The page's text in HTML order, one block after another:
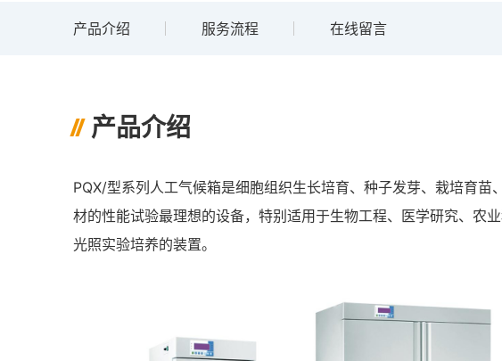
产品介绍 服务流程 在线留言
产品介绍
PQX/型系列人工气候箱是细胞组织生长培育、种子发芽、栽培育
材的性能试验最理想的设备，特别适用于生物工程、医学研究、农
光照实验培养的装置。